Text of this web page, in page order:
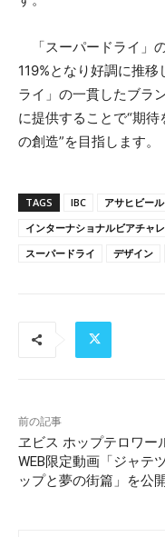
「スーパードライ」
119%となり好調に推
ライ」の一貫したブラ
に提供することで“期
の創造”を目指します。
TAGS IBC アサヒビール
インターナショナルビアチャ
スーパードライ
デザイン
前の記事
ヱビス ホップテロワー
WEB限定動画「ジャテ
ップと夢の街篇」を公